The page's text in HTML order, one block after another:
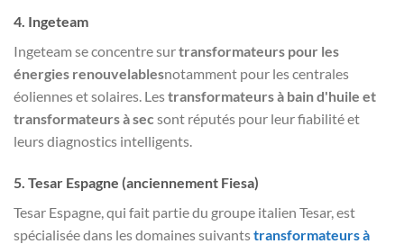
4. Ingeteam
Ingeteam se concentre surtransformateurs pour les
énergies renouvelablesnotamment pour les centrales
éoliennes et solaires. Lestransformateurs à bain d'huile et
transformateurs à secsont réputés pour leur fiabilité et
leurs diagnostics intelligents.
5. Tesar Espagne (anciennement Fiesa)
Tesar Espagne, qui fait partie du groupe italien Tesar, est
spécialisée dans les domaines suivantstransformateurs à